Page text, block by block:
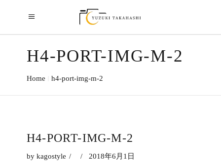
H4-PORT-IMG-M-2
Home h4-port-img-m-2
H4-PORT-IMG-M-2
by kagostyle 2018年6月1日